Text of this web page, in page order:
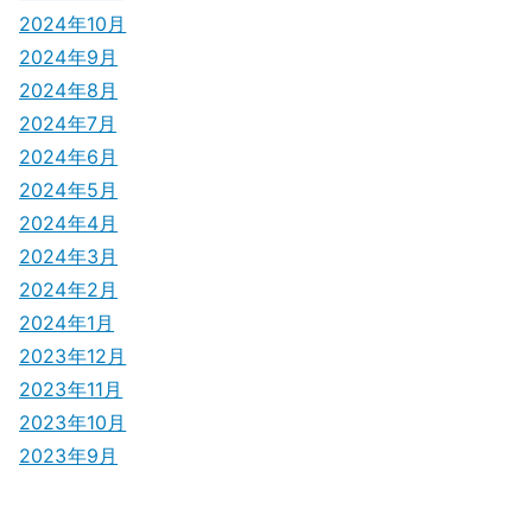
2024年10月
2024年9月
2024年8月
2024年7月
2024年6月
2024年5月
2024年4月
2024年3月
2024年2月
2024年1月
2023年12月
2023年11月
2023年10月
2023年9月